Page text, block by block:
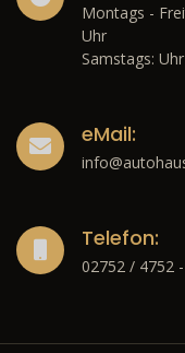
Montags -
Uhr
Samstags: Uhr
eMail:
Telefon:
02752 / 4752